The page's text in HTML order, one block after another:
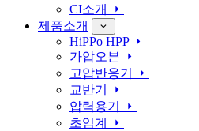
CI소개
제품소개
HiPPo HPP
가압오븐
고압반응기
교반기
압력용기
초임계